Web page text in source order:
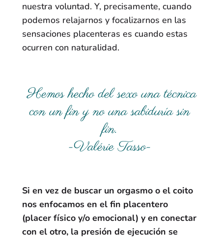
nuestra voluntad. Y, precisamente, cuando
podemos relajarnos y focalizarnos en las
sensaciones placenteras es cuando estas
ocurren con naturalidad.
Hemos hecho del sexo una técnica
con un fin y no una sabiduría sin
fin.
-Valérie Tasso-
Si en vez de buscar un orgasmo o el coito
nos enfocamos en el fin placentero
(placer físico y/o emocional) y en conectar
con el otro, la presión de ejecución se